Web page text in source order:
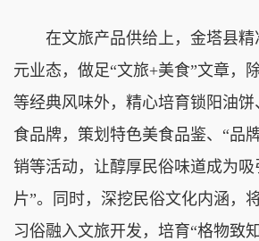
在文旅产品供给上，金塔县精
元业态，做足“文旅+美食”文章，
等经典风味外，精心培育锁阳油
食品牌，策划特色美食品鉴、“品
销等活动，让醇厚民俗味道成为吸
片”。同时，深挖民俗文化内涵，
习俗融入文旅开发，培育“格物致